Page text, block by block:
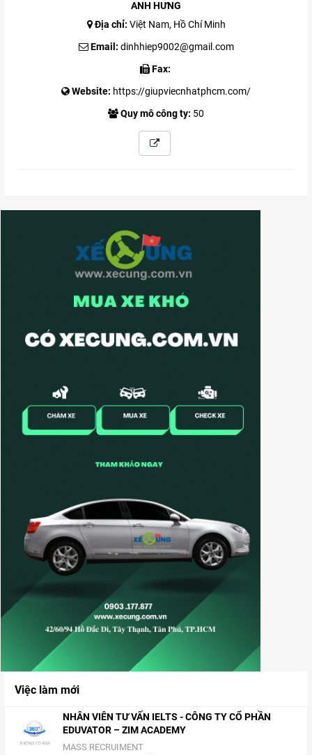
ANH HƯNG
Địa chỉ: Việt Nam, Hồ Chí Minh
Email: dinhhiep9002@gmail.com
Fax:
Website: https://giupviecnhatphcm.com/
Quy mô công ty: 50
Việc làm mới
NHÂN VIÊN TƯ VẤN IELTS - CÔNG TY CỔ PHẦN
EDUVATOR – ZIM ACADEMY
MASS RECRUIMENT